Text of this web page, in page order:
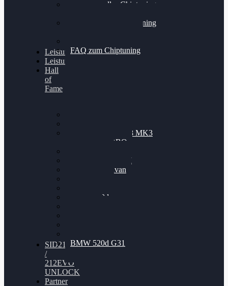
Professionelles Chiptuning
Professionelles Chiptuning
FAQ zum Chiptuning
Leistungsmessung
Leistungsprüfstand
Hall
of
Fame
Nissan GT-R35 3.8 MK3
V6 TWINTURBO
VW Passat 2.0TDI
VW T6 Multivan
BMW 120d
BMW 520d G31
SID212
/
212EVO
UNLOCK
Partner